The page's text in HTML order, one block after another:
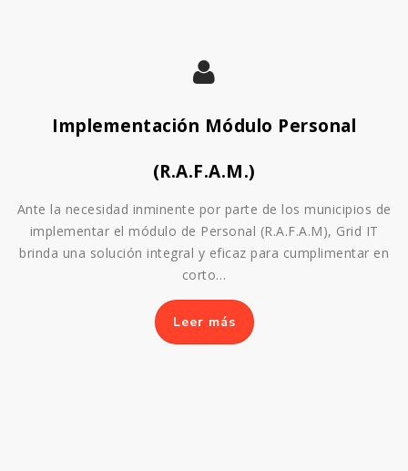
Implementación Módulo Personal
(R.A.F.A.M.)
Ante la necesidad inminente por parte de los municipios de
implementar el módulo de Personal (R.A.F.A.M), Grid IT
brinda una solución integral y eficaz para cumplimentar en
corto…
Leer más